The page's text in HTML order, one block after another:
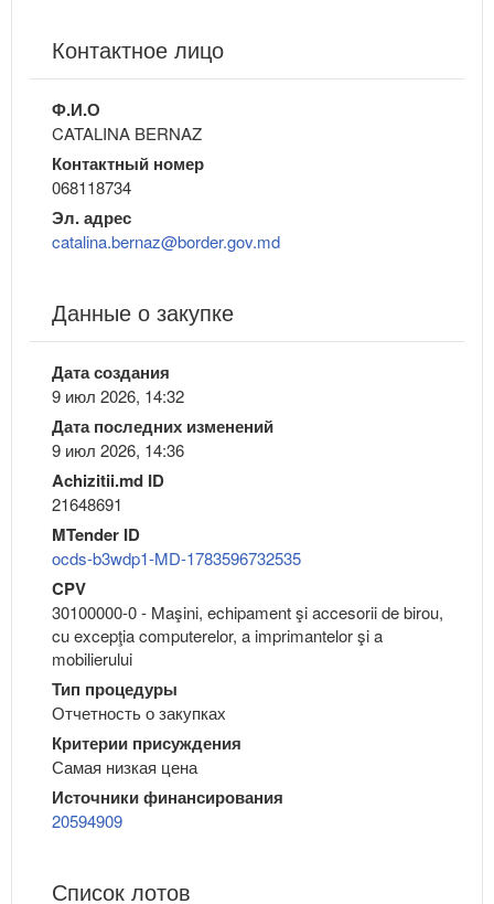
Контактное лицо
Ф.И.О
CATALINA BERNAZ
Контактный номер
068118734
Эл. адрес
catalina.bernaz@border.gov.md
Данные о закупке
Дата создания
9 июл 2026, 14:32
Дата последних изменений
9 июл 2026, 14:36
Achizitii.md ID
21648691
MTender ID
ocds-b3wdp1-MD-1783596732535
CPV
30100000-0 - Maşini, echipament şi accesorii de birou,
cu excepţia computerelor, a imprimantelor şi a
mobilierului
Тип процедуры
Отчетность о закупках
Критерии присуждения
Самая низкая цена
Источники финансирования
20594909
Список лотов